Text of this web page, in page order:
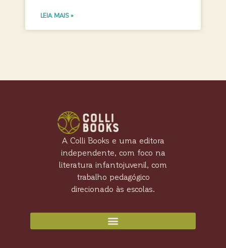
LEIA MAIS »
A Colli Books e uma editora
independente, com foco na
literatura infantojuvenil, com
trabalho pedagógico
direcionado às escolas.